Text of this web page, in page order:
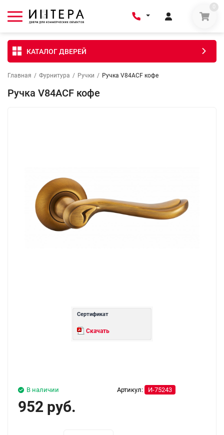
0
КАТАЛОГ ДВЕРЕЙ
Главная / Фурнитура / Ручки / Ручка V84ACF кофе
Ручка V84ACF кофе
Сертификат
Скачать
Артикул: И-75243
В наличии
952 руб.